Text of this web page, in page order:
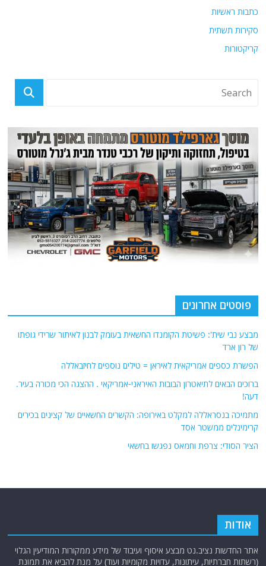
כתבות ראשיות
סקירות תשתית
קריקטורות
פוסטים אחרונים
מבצע נבי שית': פשיטת הקומנדו החשאית בעומק לבנון לאיתור שרידי גופתו
של רון ארד
הפשרת כספים אמריקאית לאיראן = טילים נוספים לחיזבאללה
ברוכים הבאים לתיאטרון הבובות האיראני-אמריקאי . ההצגה הכי מכורה בעיר.
דעה!
מתמיכה בנסראללה למקלט באירופה: הקשרים החשאיים של קצינים בכירים
קרימינלים ממשטר אסד
הציר הסודי: צרפת וחמאס נפגשו בחשאי
אודות
אתר החדשות נציב.נט מבצע איסוף ועיבוד של מידע ממקורות המודיעין הגלוי
(רשתות חברתיות, עיתונות, עדויות מקומיות ועוד) על מנת להביא את תמונת